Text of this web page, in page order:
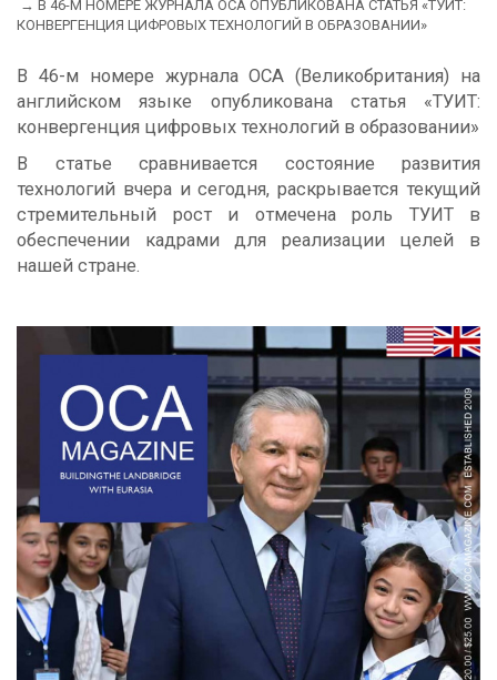
В 46-М НОМЕРЕ ЖУРНАЛА ОСА ОПУБЛИКОВАНА СТАТЬЯ «ТУИТ:
КОНВЕРГЕНЦИЯ ЦИФРОВЫХ ТЕХНОЛОГИЙ В ОБРАЗОВАНИИ»
В 46-м номере журнала ОСА (Великобритания) на
английском языке опубликована статья «ТУИТ:
конвергенция цифровых технологий в образовании»
В статье сравнивается состояние развития
технологий вчера и сегодня, раскрывается текущий
стремительный рост и отмечена роль ТУИТ в
обеспечении кадрами для реализации целей в
нашей стране.